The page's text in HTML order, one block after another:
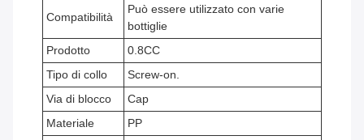
Compatibilità
Può essere utilizzato con varie
bottiglie
Prodotto
0.8CC
Tipo di collo
Screw-on.
Via di blocco
Cap
Materiale
PP